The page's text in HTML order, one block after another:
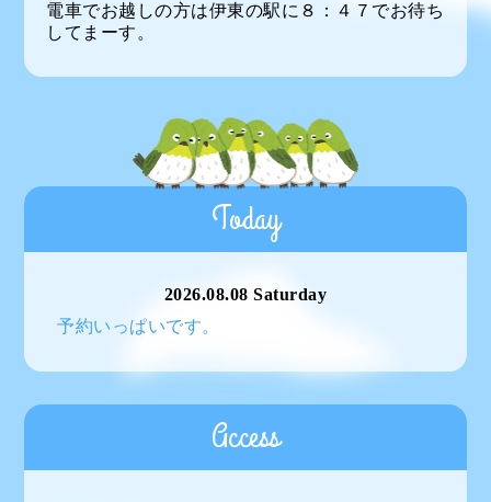
電車でお越しの方は伊東の駅に８：４７でお待ち
してまーす。
Today
2026.08.08 Saturday
予約いっぱいです。
Access